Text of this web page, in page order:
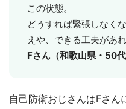
この状態。
どうすれば緊張しなく
えや、できる工夫があ
Fさん（和歌山県・50代
自己防衛おじさんはFさ